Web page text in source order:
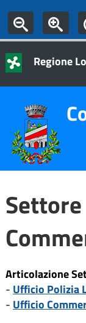
Regione
Articolazione
- Ufficio Polizia
- Ufficio